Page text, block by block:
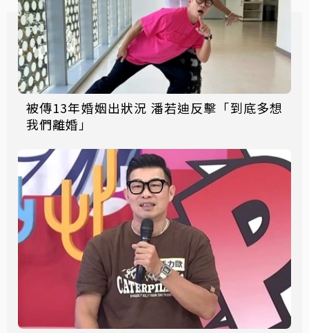
被傳13年婚姻出狀況 潘若迪反擊「到底多想
我們離婚」